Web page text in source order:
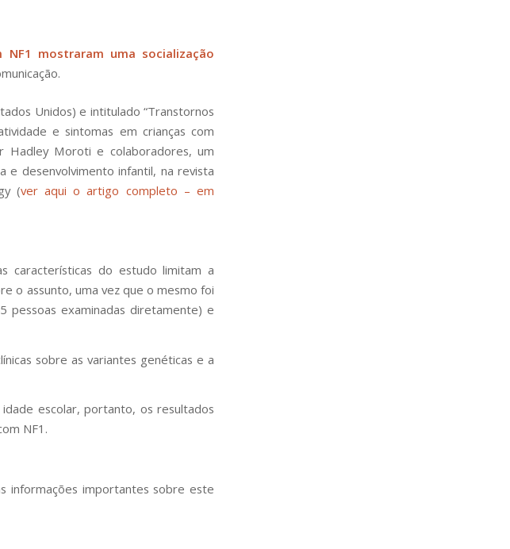
mostraram uma socialização
Unidos) e intitulado “Transtornos
e sintomas em crianças com
Hadley Moroti e colaboradores, um
e desenvolvimento infantil, na revista
(ver aqui o artigo completo – em
características do estudo limitam a
o assunto, uma vez que o mesmo foi
pessoas examinadas diretamente) e
sobre as variantes genéticas e a
idade escolar, portanto, os resultados
NF1.
informações importantes sobre este